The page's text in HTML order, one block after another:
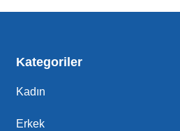
Kategoriler
Kadın
Erkek